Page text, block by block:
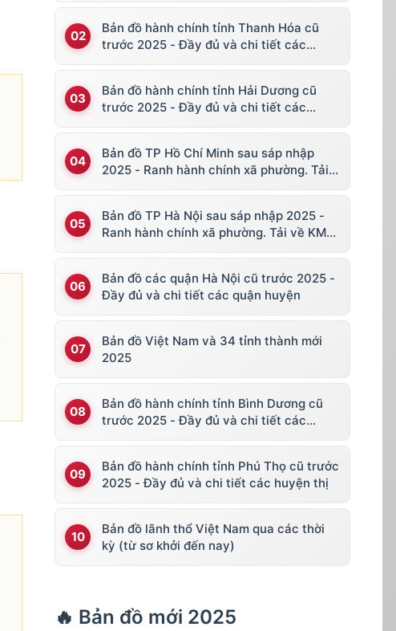
Bản đồ hành chính tỉnh Thanh Hóa cũ
trước 2025 - Đầy đủ và chi tiết các
Bản đồ hành chính tỉnh Hải Dương cũ
trước 2025 - Đầy đủ và chi tiết các
Bản đồ TP Hồ Chí Minh sau sáp nhập
2025 - Ranh hành chính xã phường. Tải
Bản đồ TP Hà Nội sau sáp nhập 2025 -
Ranh hành chính xã phường. Tải về KML,
Bản đồ các quận Hà Nội cũ trước 2025 -
Đầy đủ và chi tiết các quận huyện
Bản đồ Việt Nam và 34 tỉnh thành mới
2025
Bản đồ hành chính tỉnh Bình Dương cũ
trước 2025 - Đầy đủ và chi tiết các
Bản đồ hành chính tỉnh Phú Thọ cũ trước
2025 - Đầy đủ và chi tiết các huyện thị
Bản đồ lãnh thổ Việt Nam qua các thời
kỳ (từ sơ khởi đến nay)
🔥 Bản đồ mới 2025